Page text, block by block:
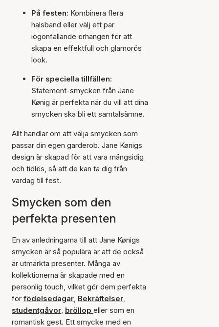
På festen: Kombinera flera
halsband eller välj ett par
iögonfallande örhängen för att
skapa en effektfull och glamorös
look.
För speciella tillfällen:
Statement-smycken från Jane
Kønig är perfekta när du vill att dina
smycken ska bli ett samtalsämne.
Allt handlar om att välja smycken som
passar din egen garderob. Jane Kønigs
design är skapad för att vara mångsidig
och tidlös, så att de kan ta dig från
vardag till fest.
Smycken som den
perfekta presenten
En av anledningarna till att Jane Kønigs
smycken är så populära är att de också
är utmärkta presenter. Många av
kollektionerna är skapade med en
personlig touch, vilket gör dem perfekta
för födelsedagar, Bekräftelser,
studentgåvor, bröllop eller som en
romantisk gest. Ett smycke med en